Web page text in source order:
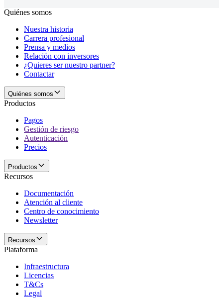
Quiénes somos
Nuestra historia
Carrera profesional
Prensa y medios
Relación con inversores
¿Quieres ser nuestro partner?
Contactar
Quiénes somos
Productos
Pagos
Gestión de riesgo
Autenticación
Precios
Productos
Recursos
Documentación
Atención al cliente
Centro de conocimiento
Newsletter
Recursos
Plataforma
Infraestructura
Licencias
T&Cs
Legal